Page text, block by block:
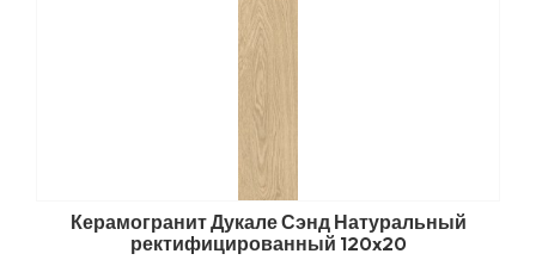
Керамогранит Дукале Сэнд Натуральный
ректифицированный 120x20